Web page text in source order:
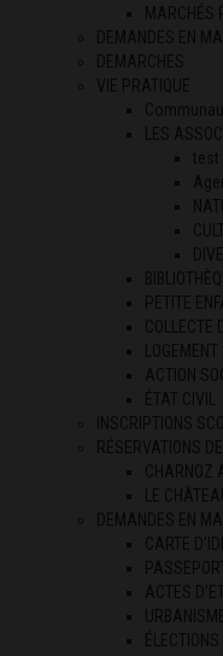
MARCHÉS
DEMANDES EN
DEMARCHES
VIE PRATIQUE
LES
test
PETITE
COLLECTE
LOGEMENT
ACTION
ÉTAT CIVIL
INSCRIPTIONS
RÉSERVATIONS
CHARNOZ
LE
DEMANDES EN
CARTE
ACTES
ÉLECTIONS